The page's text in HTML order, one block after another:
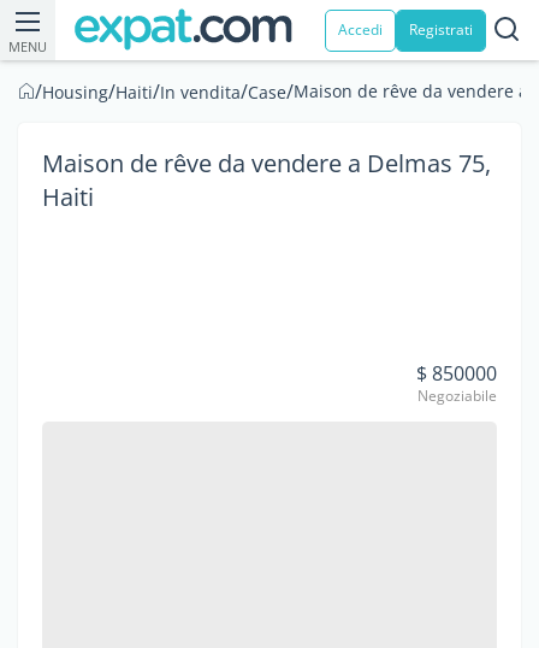
MENU
Accedi Registrati
/Housing/Haiti/In vendita/Case/Maison de rêve da vendere a
Maison de rêve da vendere a Delmas 75,
Haiti
$ 850000
Negoziabile